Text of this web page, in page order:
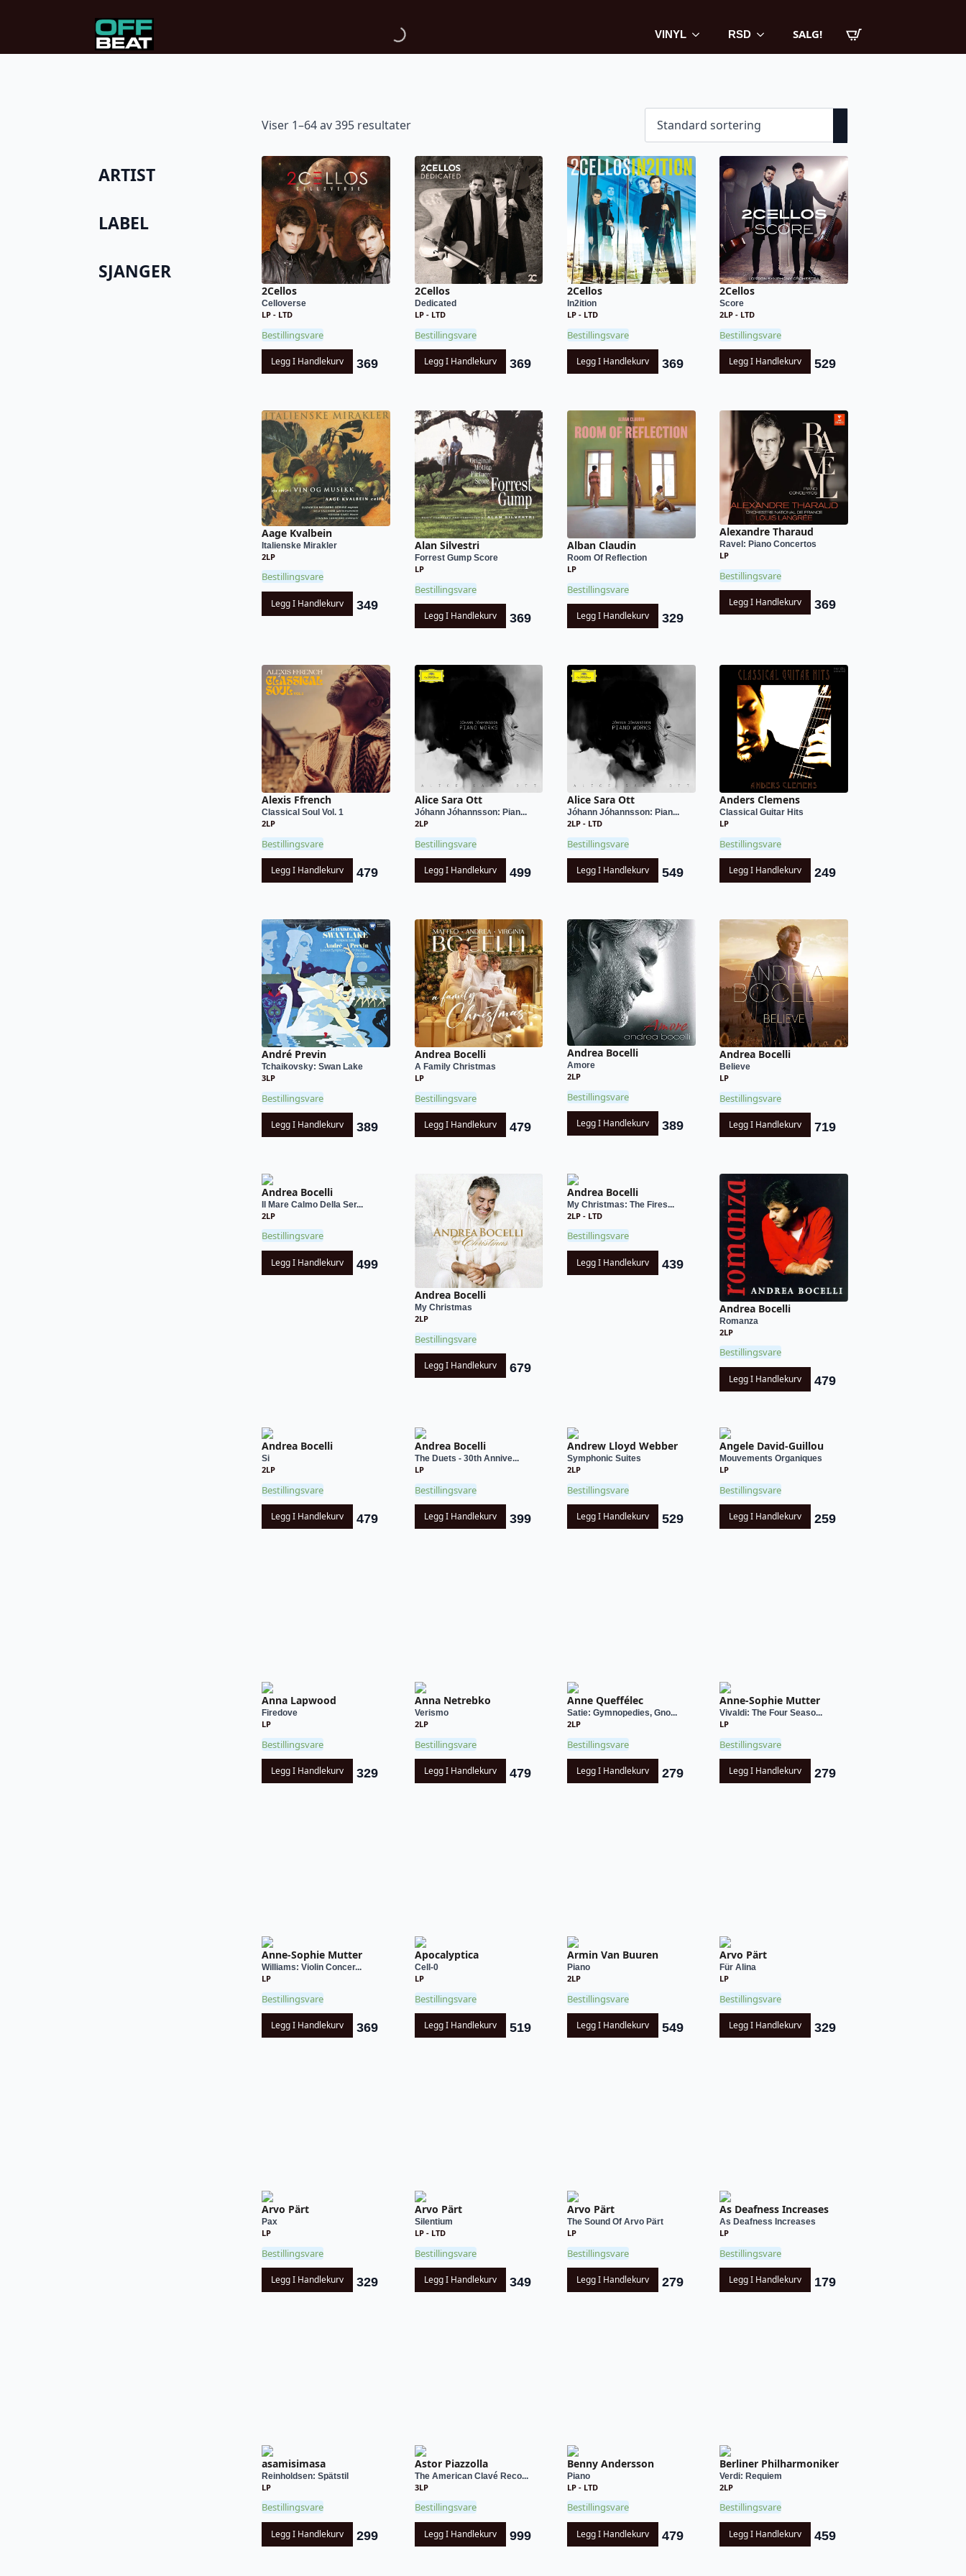
VINYL RSD SALG!
ARTIST
LABEL
SJANGER
Viser 1–64 av 395 resultater
2Cellos
Celloverse
LP - LTD
Bestillingsvare
Legg I Handlekurv 369
2Cellos
Dedicated
LP - LTD
Bestillingsvare
Legg I Handlekurv 369
2Cellos
In2ition
LP - LTD
Bestillingsvare
Legg I Handlekurv 369
2Cellos
Score
2LP - LTD
Bestillingsvare
Legg I Handlekurv 529
Aage Kvalbein
Italienske Mirakler
2LP
Bestillingsvare
Legg I Handlekurv 349
Alan Silvestri
Forrest Gump Score
LP
Bestillingsvare
Legg I Handlekurv 369
Alban Claudin
Room Of Reflection
LP
Bestillingsvare
Legg I Handlekurv 329
Alexandre Tharaud
Ravel: Piano Concertos
LP
Bestillingsvare
Legg I Handlekurv 369
Alexis Ffrench
Classical Soul Vol. 1
2LP
Bestillingsvare
Legg I Handlekurv 479
Alice Sara Ott
Jóhann Jóhannsson: Pian...
2LP
Bestillingsvare
Legg I Handlekurv 499
Alice Sara Ott
Jóhann Jóhannsson: Pian...
2LP - LTD
Bestillingsvare
Legg I Handlekurv 549
Anders Clemens
Classical Guitar Hits
LP
Bestillingsvare
Legg I Handlekurv 249
André Previn
Tchaikovsky: Swan Lake
3LP
Bestillingsvare
Legg I Handlekurv 389
Andrea Bocelli
A Family Christmas
LP
Bestillingsvare
Legg I Handlekurv 479
Andrea Bocelli
Amore
2LP
Bestillingsvare
Legg I Handlekurv 389
Andrea Bocelli
Believe
LP
Bestillingsvare
Legg I Handlekurv 719
Andrea Bocelli
Il Mare Calmo Della Ser...
2LP
Bestillingsvare
Legg I Handlekurv 499
Andrea Bocelli
My Christmas
2LP
Bestillingsvare
Legg I Handlekurv 679
Andrea Bocelli
My Christmas: The Fires...
2LP - LTD
Bestillingsvare
Legg I Handlekurv 439
Andrea Bocelli
Romanza
2LP
Bestillingsvare
Legg I Handlekurv 479
Andrea Bocelli
Si
2LP
Bestillingsvare
Legg I Handlekurv 479
Andrea Bocelli
The Duets - 30th Annive...
LP
Bestillingsvare
Legg I Handlekurv 399
Andrew Lloyd Webber
Symphonic Suites
2LP
Bestillingsvare
Legg I Handlekurv 529
Angele David-Guillou
Mouvements Organiques
LP
Bestillingsvare
Legg I Handlekurv 259
Anna Lapwood
Firedove
LP
Bestillingsvare
Legg I Handlekurv 329
Anna Netrebko
Verismo
2LP
Bestillingsvare
Legg I Handlekurv 479
Anne Queffélec
Satie: Gymnopedies, Gno...
2LP
Bestillingsvare
Legg I Handlekurv 279
Anne-Sophie Mutter
Vivaldi: The Four Seaso...
LP
Bestillingsvare
Legg I Handlekurv 279
Anne-Sophie Mutter
Williams: Violin Concer...
LP
Bestillingsvare
Legg I Handlekurv 369
Apocalyptica
Cell-0
LP
Bestillingsvare
Legg I Handlekurv 519
Armin Van Buuren
Piano
2LP
Bestillingsvare
Legg I Handlekurv 549
Arvo Pärt
Für Alina
LP
Bestillingsvare
Legg I Handlekurv 329
Arvo Pärt
Pax
LP
Bestillingsvare
Legg I Handlekurv 329
Arvo Pärt
Silentium
LP - LTD
Bestillingsvare
Legg I Handlekurv 349
Arvo Pärt
The Sound Of Arvo Pärt
LP
Bestillingsvare
Legg I Handlekurv 279
As Deafness Increases
As Deafness Increases
LP
Bestillingsvare
Legg I Handlekurv 179
asamisimasa
Reinholdsen: Spätstil
LP
Bestillingsvare
Legg I Handlekurv 299
Astor Piazzolla
The American Clavé Reco...
3LP
Bestillingsvare
Legg I Handlekurv 999
Benny Andersson
Piano
LP - LTD
Bestillingsvare
Legg I Handlekurv 479
Berliner Philharmoniker
Verdi: Requiem
2LP
Bestillingsvare
Legg I Handlekurv 459